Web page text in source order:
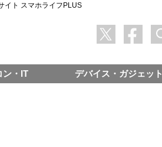
イト スマホライフPLUS
ン・IT デバイス・ガジェット